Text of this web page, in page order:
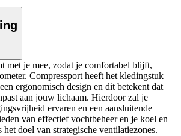
met je mee, zodat je comfortabel blijft,
Compressport heeft het kledingstuk
ergonomisch design en dit betekent dat
aan jouw lichaam. Hierdoor zal je
ervaren en een aansluitende
van effectief vochtbeheer en je koel en
het doel van strategische ventilatiezones.